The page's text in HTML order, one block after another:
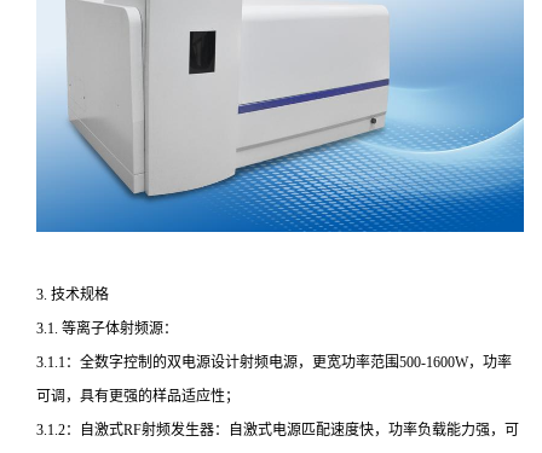
3. 技术规格
3.1. 等离子体射频源：
3.1.1：全数字控制的双电源设计射频电源，更宽功率范围500-1600W，功率
可调，具有更强的样品适应性；
3.1.2：自激式RF射频发生器：自激式电源匹配速度快，功率负载能力强，可